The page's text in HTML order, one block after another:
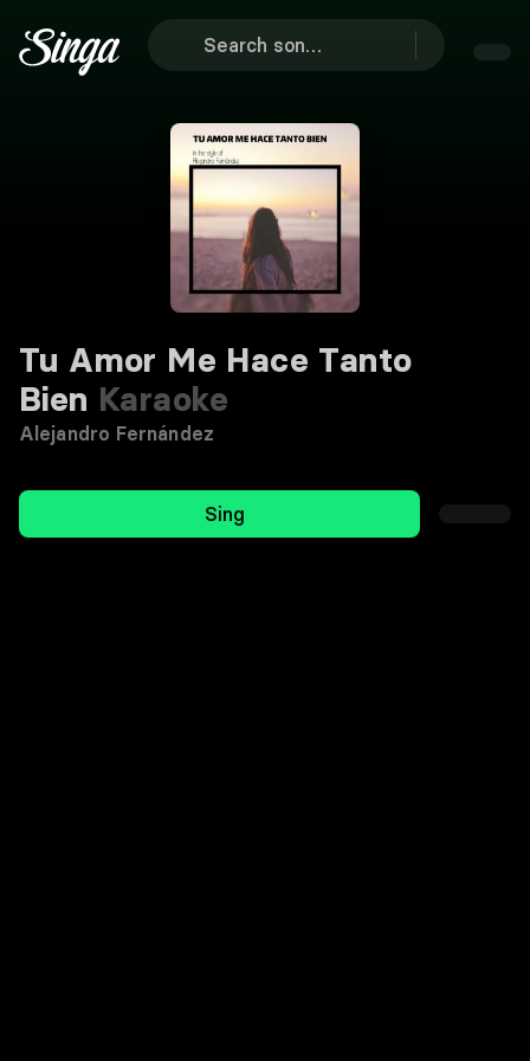
Tu Amor Me Hace Tanto
Bien Karaoke
Alejandro Fernández
Sing